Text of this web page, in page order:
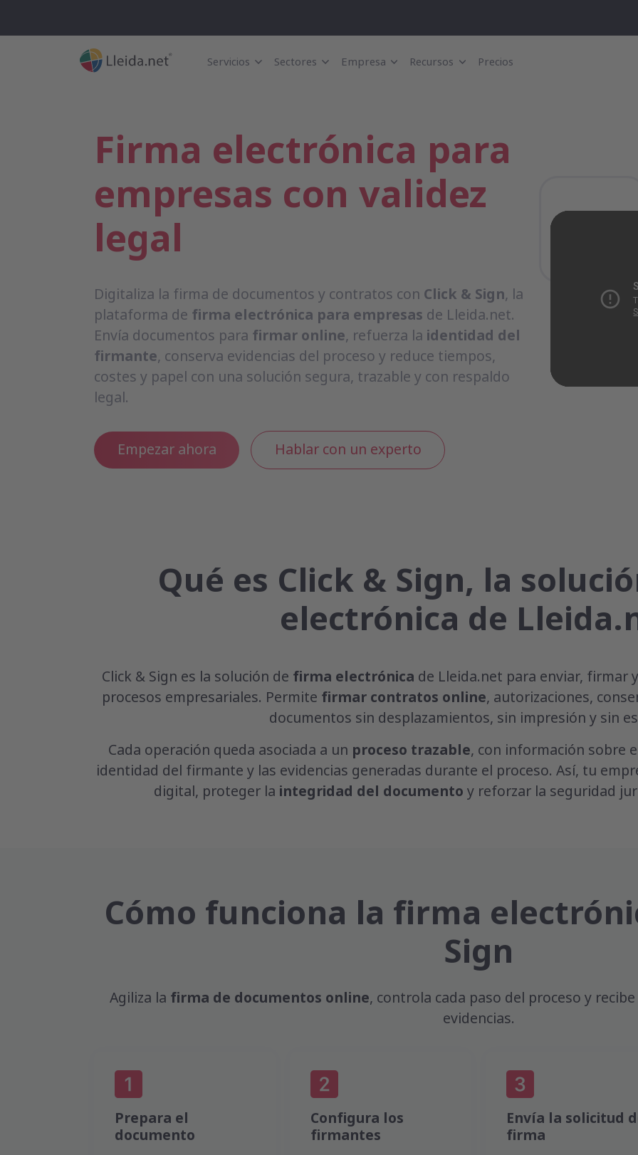
Servicios Sectores Empresa Recursos Precios
Firma electrónica para
empresas con validez
legal
Digitaliza la firma de documentos y contratos con Click & Sign, la
plataforma de firma electrónica para empresas de Lleida.net.
Envía documentos para firmar online, refuerza la identidad del
firmante, conserva evidencias del proceso y reduce tiempos,
costes y papel con una solución segura, trazable y con respaldo
legal.
Empezar ahora Hablar con un experto
Qué es Click & Sign, la
electrónica de
Click & Sign es la solución de firma electrónica de Lleida.net para enviar, firmar
procesos empresariales. Permite firmar contratos online, autorizaciones,
documentos sin desplazamientos, sin impresión y sin
Cada operación queda asociada a un proceso trazable, con información sobre
identidad del firmante y las evidencias generadas durante el proceso. Así, tu
digital, proteger la integridad del documento y reforzar la seguridad
Cómo funciona la firma
Sign
Agiliza la firma de documentos online, controla cada paso del proceso y recibe
evidencias.
Prepara el
documento
Configura los
firmantes
Envía la solicitud
firma